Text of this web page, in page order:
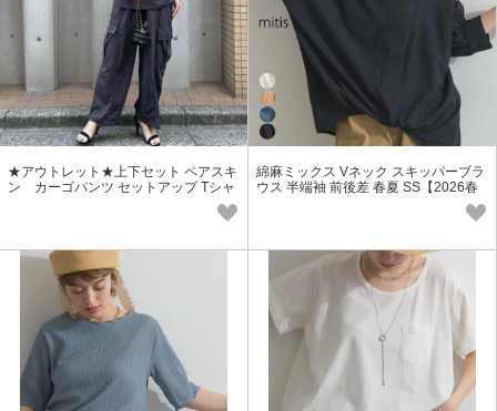
★アウトレット★上下セット ペアスキ
ン カーゴパンツ セットアップ Tシャ
綿麻ミックス Vネック スキッパーブラ
ウス 半端袖 前後差 春夏 SS【2026春